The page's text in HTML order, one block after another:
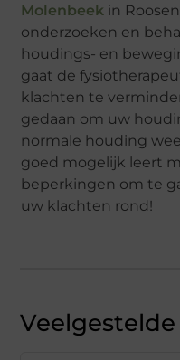
Molenbeek in
onderzoeken en
houdings- en
gaat de
klachten te
gedaan om uw
normale houding
goed mogelijk leert
beperkingen om te
uw klachten rond!